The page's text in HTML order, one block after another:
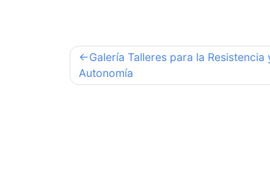
Navegación
de
Galería Talleres para la Resistencia
Autonomía